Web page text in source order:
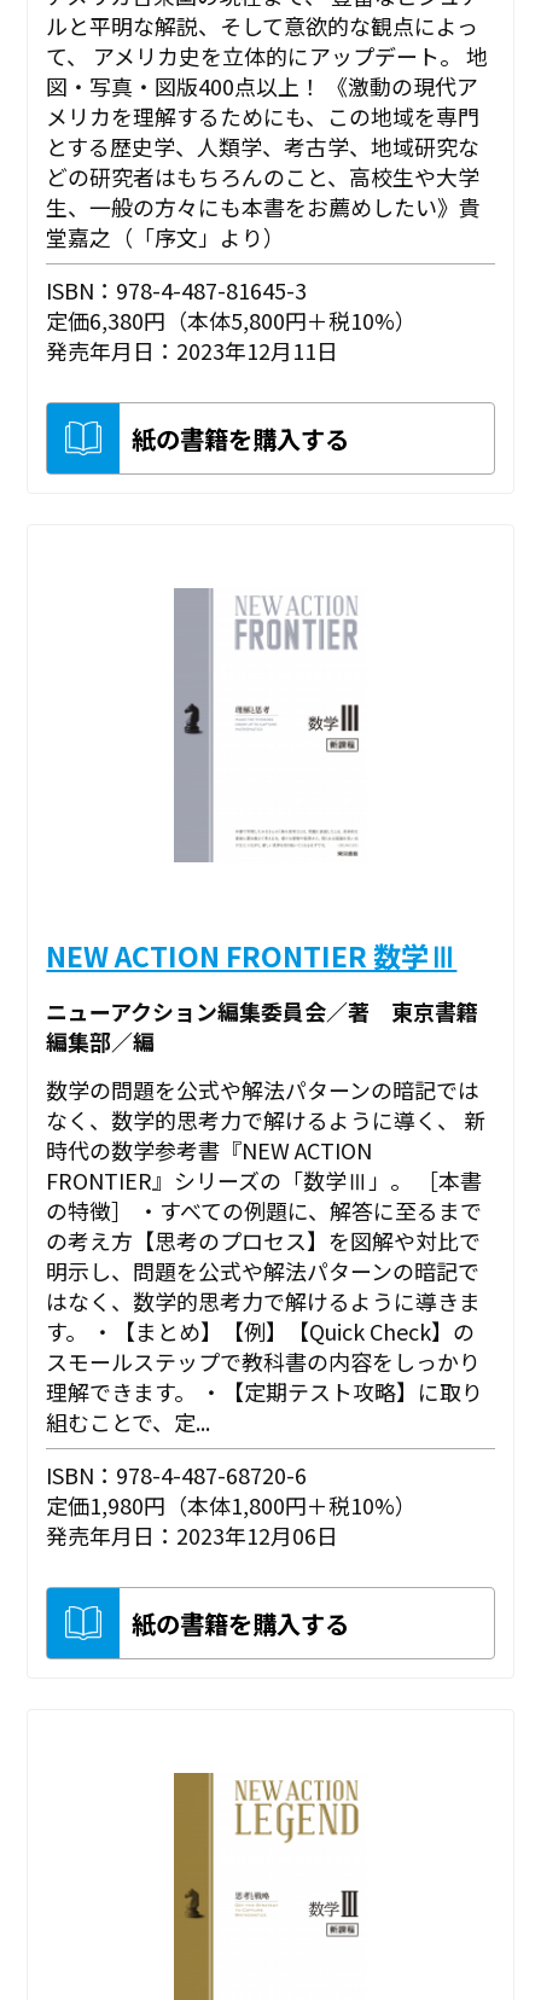
ルと平明な解説、そして意欲的な観点によっ
て、 アメリカ史を立体的にアップデート。 地
図・写真・図版400点以上！ 《激動の現代ア
メリカを理解するためにも、この地域を専門
とする歴史学、人類学、考古学、地域研究な
どの研究者はもちろんのこと、高校生や大学
生、一般の方々にも本書をお薦めしたい》――貴
堂嘉之（「序文」より）
ISBN：978-4-487-81645-3
定価6,380円（本体5,800円＋税10%）
発売年月日：2023年12月11日
紙の書籍を購入する
NEW ACTION FRONTIER 数学Ⅲ
ニューアクション編集委員会／著 東京書籍
編集部／編
数学の問題を公式や解法パターンの暗記では
なく、数学的思考力で解けるように導く、 新
時代の数学参考書『NEW ACTION
FRONTIER』シリーズの「数学Ⅲ」。 ［本書
の特徴］ ・すべての例題に、解答に至るまで
の考え方【思考のプロセス】を図解や対比で
明示し、問題を公式や解法パターンの暗記で
はなく、数学的思考力で解けるように導きま
す。 ・【まとめ】【例】【Quick Check】の
スモールステップで教科書の内容をしっかり
理解できます。 ・【定期テスト攻略】に取り
組むことで、定...
ISBN：978-4-487-68720-6
定価1,980円（本体1,800円＋税10%）
発売年月日：2023年12月06日
紙の書籍を購入する